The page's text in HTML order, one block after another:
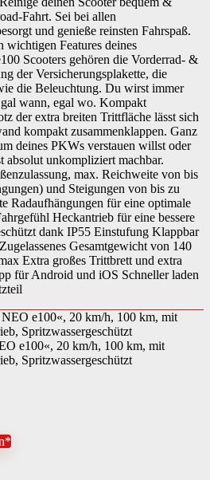
Fahrt. Sei bei allen
und genieße reinsten Fahrspaß.
Features deines
Scooters gehören die Vorderrad- &
der Versicherungsplakette, die
die Beleuchtung. Du wirst immer
wann, egal wo. Kompakt
der extra breiten Trittfläche lässt sich
kompakt zusammenklappen. Ganz
deines PKWs verstauen willst oder
absolut unkompliziert machbar.
max. Reichweite von bis
und Steigungen von bis zu
Radaufhängungen für eine optimale
Heckantrieb für eine bessere
dank IP55 Einstufung Klappbar
Gesamtgewicht von 140
Extra großes Trittbrett und extra
für Android und iOS Schneller laden
e100«, 20 km/h, 100 km, mit
Spritzwassergeschützt